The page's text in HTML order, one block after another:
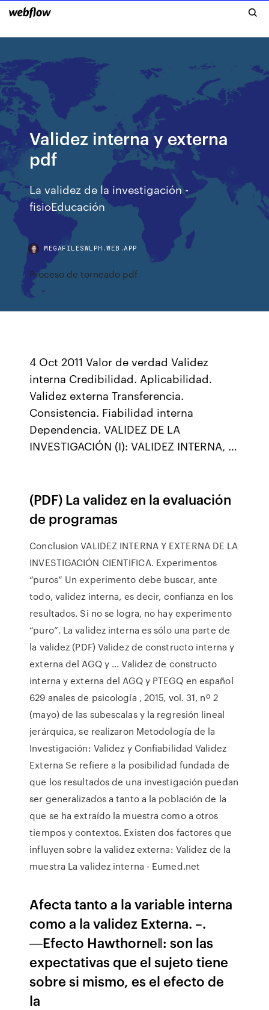
Validez interna y externa
pdf
La validez de la investigación -
fisioEducación
MEGAFILESWLPH.WEB.APP
Proceso de torneado pdf
4 Oct 2011 Valor de verdad Validez
interna Credibilidad. Aplicabilidad.
Validez externa Transferencia.
Consistencia. Fiabilidad interna
Dependencia. VALIDEZ DE LA
INVESTIGACIÓN (I): VALIDEZ INTERNA, …
(PDF) La validez en la evaluación
de programas
Conclusion VALIDEZ INTERNA Y EXTERNA DE LA
INVESTIGACIÓN CIENTIFICA. Experimentos
“puros” Un experimento debe buscar, ante
todo, validez interna, es decir, confianza en los
resultados. Si no se logra, no hay experimento
“puro”. La validez interna es sólo una parte de
la validez (PDF) Validez de constructo interna y
externa del AGQ y ... Validez de constructo
interna y externa del AGQ y PTEGQ en español
629 anales de psicología , 2015, vol. 31, nº 2
(mayo) de las subescalas y la regresión lineal
jerárquica, se realizaron Metodología de la
Investigación: Validez y Confiabilidad Validez
Externa Se refiere a la posibilidad fundada de
que los resultados de una investigación puedan
ser generalizados a tanto a la población de la
que se ha extraído la muestra como a otros
tiempos y contextos. Existen dos factores que
influyen sobre la validez externa: Validez de la
muestra La validez interna - Eumed.net
Afecta tanto a la variable interna
como a la validez Externa. –.
―Efecto Hawthorne‖: son las
expectativas que el sujeto tiene
sobre si mismo, es el efecto de
la